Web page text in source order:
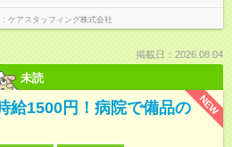
ケアスタッフィング株式会社
掲載日：2026.08.04
未読
NEW
給1500円！病院で備品の